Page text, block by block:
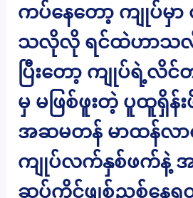
ကပ်နေတော့ ကျုပ်မှာ
သလိုလို ရင်ထဲဟာသလို
ပြီးတော့ ကျုပ်ရဲ့လိင်
မှ မဖြစ်ဖူးတဲ့ ပူထူရှိန်းဖိ
အဆမတန် မာထန်လာ
ကျုပ်လက်နှစ်ဖက်နဲ့
ဆုပ်ကိုင်ဖျစ်ညှစ်နေရ